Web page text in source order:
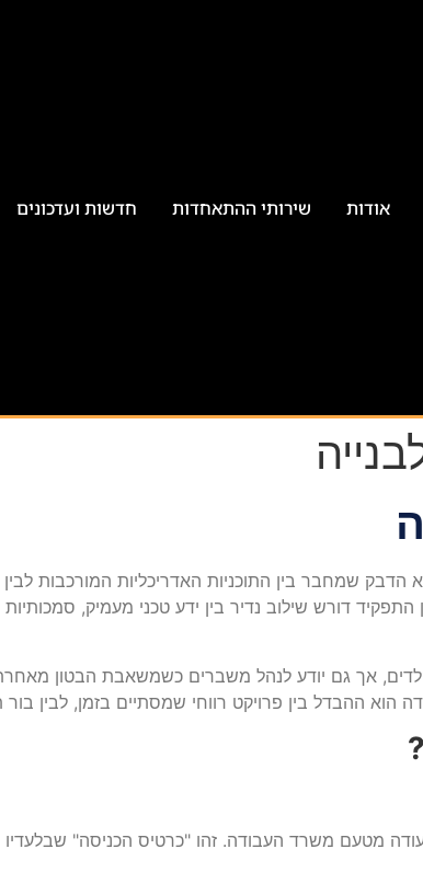
אודות שירותי ההתאחדות חדשות ועדכונים
הדבק שמחבר בין התוכניות האדריכליות המורכבות
דורש שילוב נדיר בין ידע טכני מעמיק,
ההבדל בין פרויקט רווחי שמסתיים בזמן, לבין בור
מטעם משרד העבודה. זהו "כרטיס הכניסה" שבלעדיו